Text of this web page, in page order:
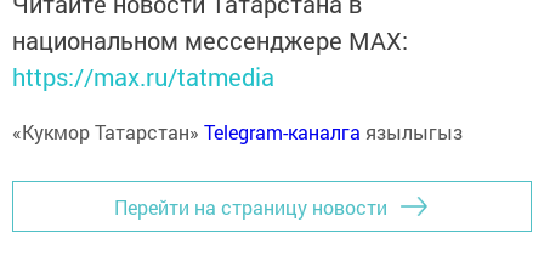
национальном мессенджере MАХ:
https://max.ru/tatmedia
«Кукмор Татарстан» Telegram-каналга язылыгыз
Перейти на страницу новости